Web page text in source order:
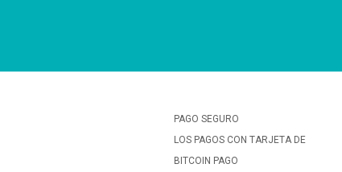
PAGO SEGURO
LOS PAGOS CON TARJETA DE
BITCOIN PAGO